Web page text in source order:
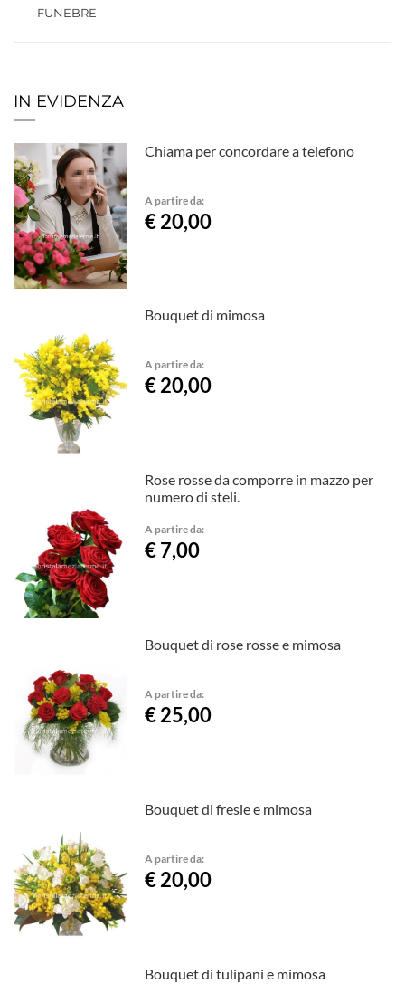
FUNEBRE
IN EVIDENZA
Chiama per concordare a telefono
A partire da:
€ 20,00
Bouquet di mimosa
A partire da:
€ 20,00
Rose rosse da comporre in mazzo per
numero di steli.
A partire da:
€ 7,00
Bouquet di rose rosse e mimosa
A partire da:
€ 25,00
Bouquet di fresie e mimosa
A partire da:
€ 20,00
Bouquet di tulipani e mimosa